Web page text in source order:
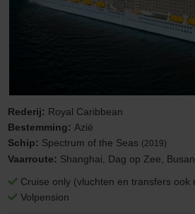
Rederij: Royal Caribbean
Bestemming: Azië
Schip: Spectrum of the Seas (2019)
Vaarroute: Shanghai, Dag op Zee,
Cruise only (vluchten en transfers ook
Volpension